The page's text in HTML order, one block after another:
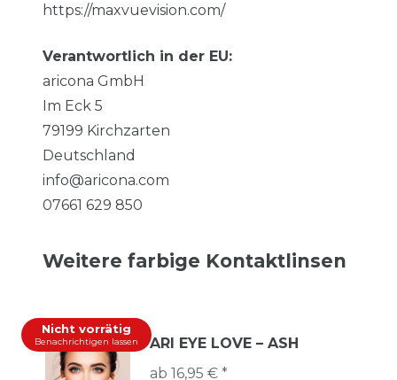
https://maxvuevision.com/
Verantwortlich in der EU:
aricona GmbH
Im Eck 5
79199 Kirchzarten
Deutschland
info@aricona.com
07661 629 850
Weitere farbige Kontaktlinsen
Nicht vorrätig
Benachrichtigen lassen
ARI EYE LOVE – ASH
ab 16,95 € *